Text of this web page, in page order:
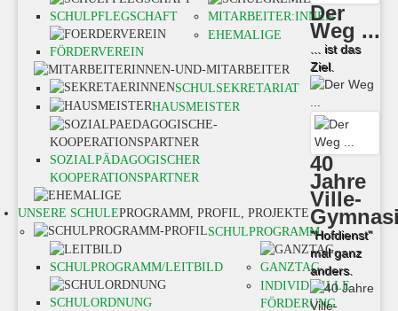
Der
Weg ...
... ist das
Ziel.
40
Jahre
Ville-
"Hofdienst"
mal ganz
anders.
SCHULPFLEGSCHAFT
FÖRDERVEREIN
MITARBEITER:INNEN
SCHULSEKRETARIAT
HAUSMEISTER
SOZIALPÄDAGOGISCHER
KOOPERATIONSPARTNER
EHEMALIGE
UNSERE SCHULEPROGRAMM, PROFIL, PROJEKTE
SCHULPROGRAMM
SCHULPROGRAMM/LEITBILD
SCHULORDNUNG
GANZTAG
INDIVIDUELLE
FÖRDERUNG